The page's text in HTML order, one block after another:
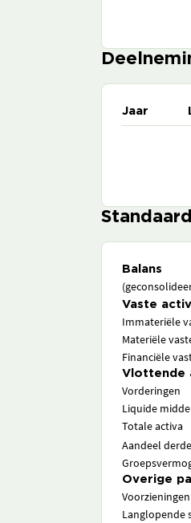
Jaar
Balans
Vaste
Immateriële
Materiële
Financiële
Vlottende
Vorderingen
Liquide
Totale activa
Aandeel
Overige
Voorzieningen
Langlopende